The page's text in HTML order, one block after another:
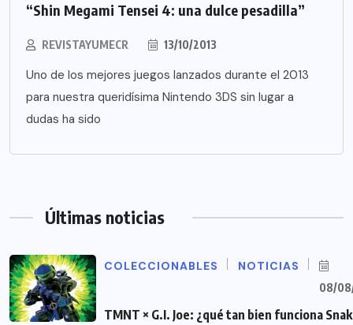
“Shin Megami Tensei 4: una dulce pesadilla”
REVISTAYUMECR 13/10/2013
Uno de los mejores juegos lanzados durante el 2013
para nuestra queridísima Nintendo 3DS sin lugar a
dudas ha sido
Últimas noticias
COLECCIONABLES NOTICIAS
08/
TMNT × G.I. Joe: ¿qué tan bien funciona